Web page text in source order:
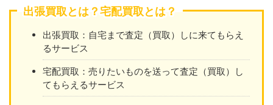
出張買取とは？宅配買取とは？
出張買取：自宅まで査定（買取）しに来てもらえ
るサービス
宅配買取：売りたいものを送って査定（買取）し
てもらえるサービス